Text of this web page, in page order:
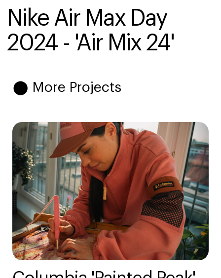
Nike Air Max Day
2024 - 'Air Mix 24'
⬤ More Projects